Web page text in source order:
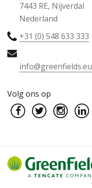
7443 RE, Nijverdal
Nederland
+31 (0) 548 633 333
info@greenfields.eu
Volg ons op